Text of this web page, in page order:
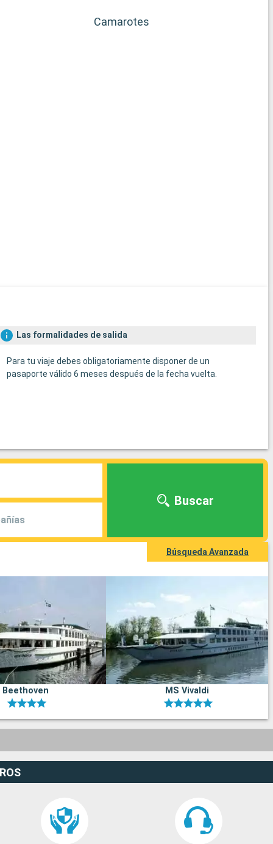
Camarotes
Las formalidades de salida
Para tu viaje debes obligatoriamente disponer de un
pasaporte válido 6 meses después de la fecha vuelta.
Buscar
Búsqueda Avanzada
Beethoven MS Vivaldi